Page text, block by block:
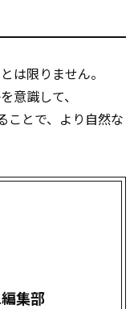
は限りません。
意識して、
ことで、より自然な
集部